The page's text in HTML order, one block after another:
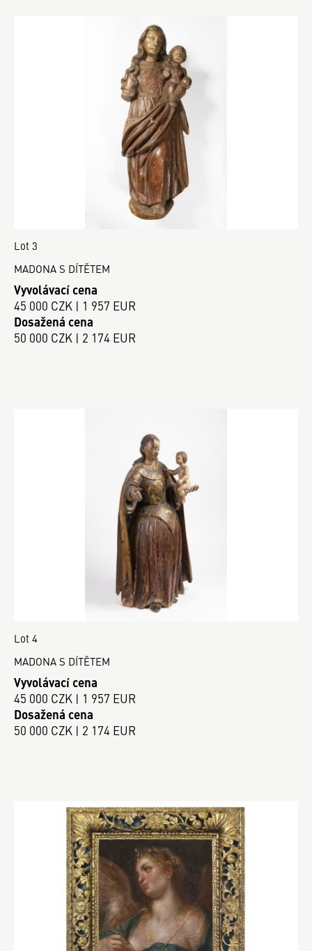
Lot 3
MADONA S DÍTĚTEM
Vyvolávací cena
45 000 CZK | 1 957 EUR
Dosažená cena
50 000 CZK | 2 174 EUR
Lot 4
MADONA S DÍTĚTEM
Vyvolávací cena
45 000 CZK | 1 957 EUR
Dosažená cena
50 000 CZK | 2 174 EUR